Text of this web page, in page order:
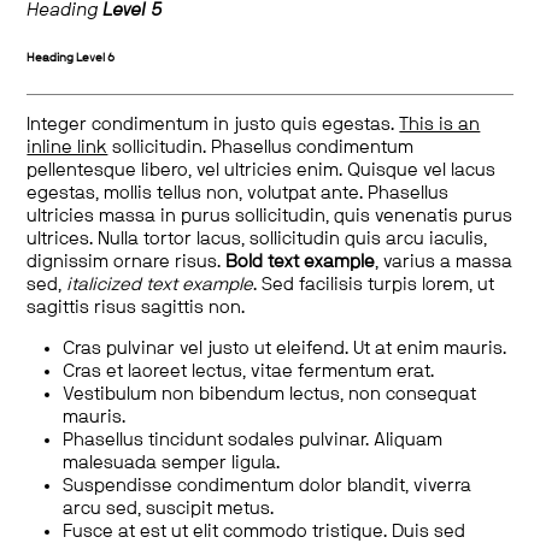
HeadingLevel 5
Heading Level 6
Integer condimentum in justo quis egestas.
This is an
inline link sollicitudin. Phasellus condimentum
pellentesque libero, vel ultricies enim. Quisque vel lacus
egestas, mollis tellus non, volutpat ante. Phasellus
ultricies massa in purus sollicitudin, quis venenatis purus
ultrices. Nulla tortor lacus, sollicitudin quis arcu iaculis,
dignissim ornare risus. Bold text example, varius a massa
sed, italicized text example. Sed facilisis turpis lorem, ut
sagittis risus sagittis non.
Cras pulvinar vel justo ut eleifend. Ut at enim mauris.
Cras et laoreet lectus, vitae fermentum erat.
Vestibulum non bibendum lectus, non consequat
mauris.
Phasellus tincidunt sodales pulvinar. Aliquam
malesuada semper ligula.
Suspendisse condimentum dolor blandit, viverra
arcu sed, suscipit metus.
Fusce at est ut elit commodo tristique. Duis sed